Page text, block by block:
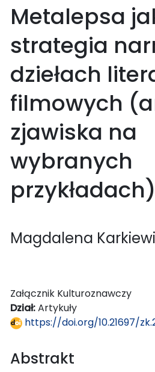
Metalepsa
strategia
dziełach
filmowych
zjawiska na
wybranych
Magdalena
Załącznik Kulturoznawczy
Dział:Artykuły
https://doi.org/10.21697/
Abstrakt